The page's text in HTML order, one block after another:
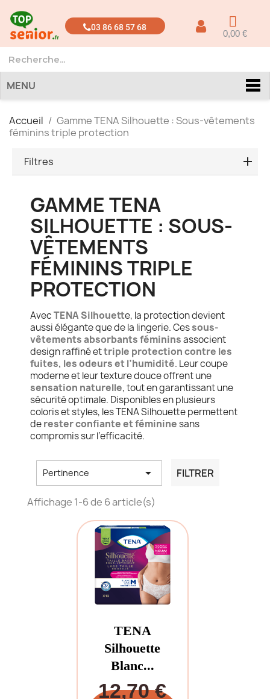
03 86 68 57 68
0,00 €
MENU
Accueil
Gamme TENA Silhouette : Sous-vêtements
féminins triple protection
Filtres
GAMME TENA
SILHOUETTE : SOUS-
VÊTEMENTS
FÉMININS TRIPLE
PROTECTION
AvecTENA Silhouette, la protection devient
aussi élégante que de la lingerie. Cessous-
vêtements absorbants fémininsassocient
design raffiné ettriple protection contre les
fuites, les odeurs et l’humidité. Leur coupe
moderne et leur texture douce offrent une
sensation naturelle, tout en garantissant une
sécurité optimale. Disponibles en plusieurs
coloris et styles, les TENA Silhouette permettent
derester confiante et fémininesans
compromis sur l’efficacité.
Pertinence  FILTRER
Affichage 1-6 de 6 article(s)
TENA
Silhouette
Blanc...
12,70 €